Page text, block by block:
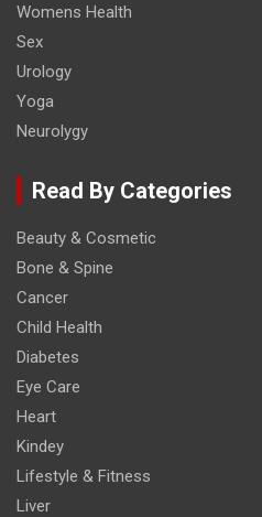
Womens Health
Sex
Urology
Yoga
Neurolygy
Read By Categories
Beauty & Cosmetic
Bone & Spine
Cancer
Child Health
Diabetes
Eye Care
Heart
Kindey
Lifestyle & Fitness
Liver